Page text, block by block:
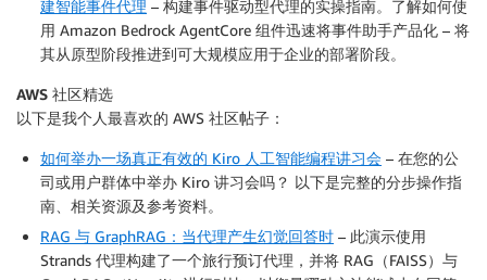
建智能事件代理 – 构建事件驱动型代理的实操指南。了解如何使
用 Amazon Bedrock AgentCore 组件迅速将事件助手产品化 – 将
其从原型阶段推进到可大规模应用于企业的部署阶段。
AWS 社区精选
以下是我个人最喜欢的 AWS 社区帖子：
如何举办一场真正有效的 Kiro 人工智能编程讲习会 – 在您的公
司或用户群体中举办 Kiro 讲习会吗？ 以下是完整的分步操作指
南、相关资源及参考资料。
RAG 与 GraphRAG：当代理产生幻觉回答时 – 此演示使用
Strands 代理构建了一个旅行预订代理，并将 RAG（FAISS）与